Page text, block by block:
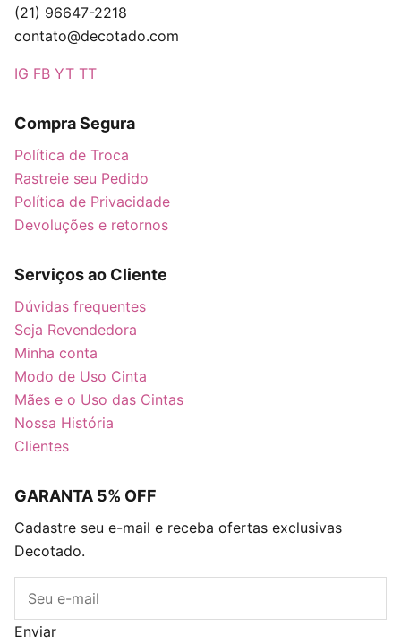
(21) 96647-2218
contato@decotado.com
IG FB YT TT
Compra Segura
Política de Troca
Rastreie seu Pedido
Política de Privacidade
Devoluções e retornos
Serviços ao Cliente
Dúvidas frequentes
Seja Revendedora
Minha conta
Modo de Uso Cinta
Mães e o Uso das Cintas
Nossa História
Clientes
GARANTA 5% OFF
Cadastre seu e-mail e receba ofertas exclusivas
Decotado.
Enviar